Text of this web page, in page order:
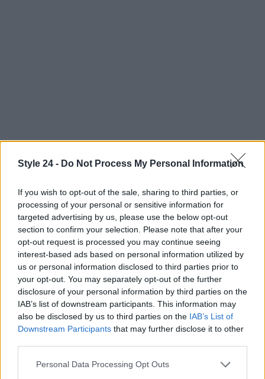
Style 24 - Do Not Process My Personal Information
If you wish to opt-out of the sale, sharing to third parties, or
processing of your personal or sensitive information for
targeted advertising by us, please use the below opt-out
section to confirm your selection. Please note that after your
opt-out request is processed you may continue seeing
interest-based ads based on personal information utilized by
us or personal information disclosed to third parties prior to
your opt-out. You may separately opt-out of the further
disclosure of your personal information by third parties on the
IAB’s list of downstream participants. This information may
also be disclosed by us to third parties on the IAB’s List of
Downstream Participants that may further disclose it to other
Please note that this website/app uses one or more Google
Personal Data Processing Opt Outs
AUTORE
Staff